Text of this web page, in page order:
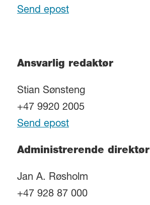
Send epost
Ansvarlig redaktør
Stian Sønsteng
+47 9920 2005
Send epost
Administrerende direktør
Jan A. Røsholm
+47 928 87 000